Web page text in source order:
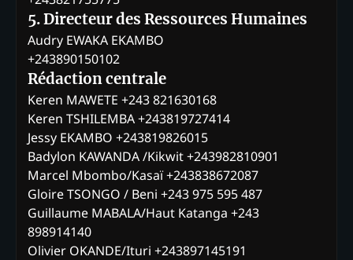
5. Directeur des Ressources Humaines
Audry EWAKA EKAMBO
+243890150102
Rédaction centrale
Keren MAWETE +243 821630168
Keren TSHILEMBA +243819727414
Jessy EKAMBO +243819826015
Badylon KAWANDA /Kikwit +243982810901
Marcel Mbombo/Kasaï +243838672087
Gloire TSONGO / Beni +243 975 595 487
Guillaume MABALA/Haut Katanga +243
898914140
Olivier OKANDE/Ituri +243897145191